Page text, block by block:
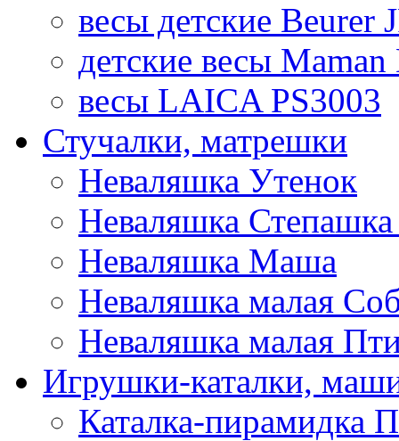
весы детские Beurer
детские весы
весы LAICA PS3003
Стучалки, матрешки
Неваляшка Утенок
Неваляшка Степашка
Неваляшка Маша
Неваляшка малая
Неваляшка малая
Игрушки-каталки,
Каталка-пирамидка